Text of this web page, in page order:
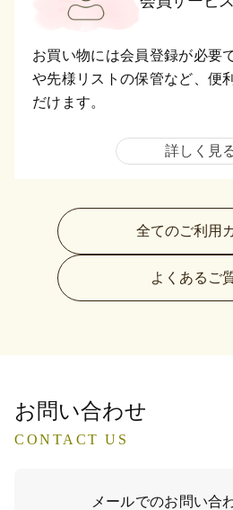
お買い物には会員登録が必要
や先様リストの保管など、便
だけます。
詳しく見
全てのご利用
よくあるご
お問い合わせ
CONTACT US
メールでのお問い合